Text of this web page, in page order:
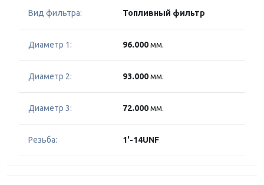
Вид фильтра: Топливный фильтр
Диаметр 1: 96.000мм.
Диаметр 2: 93.000мм.
Диаметр 3: 72.000мм.
Резьба: 1'-14UNF